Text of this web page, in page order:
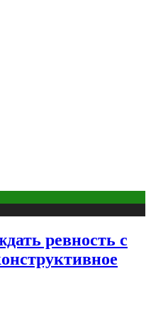
ревность с